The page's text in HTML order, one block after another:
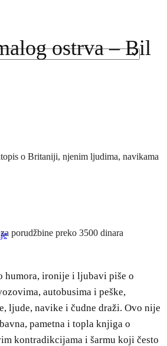
porudžbine preko 3500 dinara
ostrva – Bil
o Britaniji, njenim ljudima, navikama
humora, ironije i ljubavi piše o
autobusima i peške,
ljude, navike i čudne draži. Ovo nije
pametna i topla knjiga o
kontradikcijama i šarmu koji često